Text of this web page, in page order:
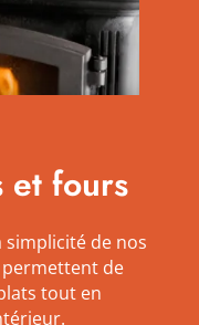
et fours
simplicité de nos
permettent de
tout en